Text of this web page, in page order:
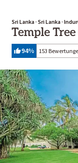
Sri Lanka · Sri Lanka ·
Temple
94% 153